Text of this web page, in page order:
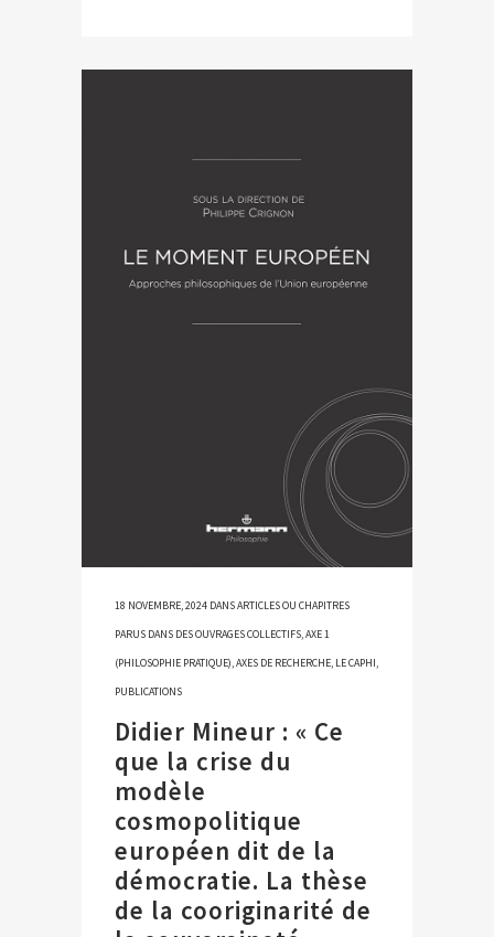
18 NOVEMBRE, 2024 DANSARTICLES OU CHAPITRES
PARUS DANS DES OUVRAGES COLLECTIFS,AXE 1
(PHILOSOPHIE PRATIQUE),AXES DE RECHERCHE, LE CAPHI,
PUBLICATIONS
Didier Mineur : « Ce
que la crise du
modèle
cosmopolitique
européen dit de la
démocratie. La thèse
de la cooriginarité de